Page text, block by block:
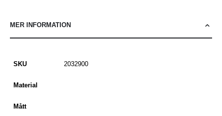
MER INFORMATION
SKU 2032900
Material
Mått